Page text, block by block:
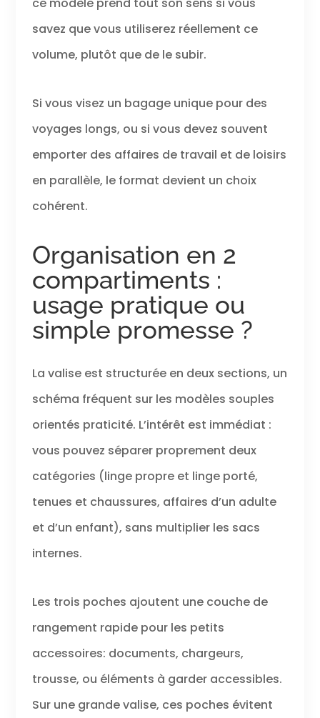
savez que vous utiliserez réellement ce
volume, plutôt que de le subir.
Si vous visez un bagage unique pour des
voyages longs, ou si vous devez souvent
emporter des affaires de travail et de loisirs
en parallèle, le format devient un choix
cohérent.
Organisation en 2
compartiments :
usage pratique ou
simple promesse ?
La valise est structurée en deux sections, un
schéma fréquent sur les modèles souples
orientés praticité. L’intérêt est immédiat :
vous pouvez séparer proprement deux
catégories (linge propre et linge porté,
tenues et chaussures, affaires d’un adulte
et d’un enfant), sans multiplier les sacs
internes.
Les trois poches ajoutent une couche de
rangement rapide pour les petits
accessoires: documents, chargeurs,
trousse, ou éléments à garder accessibles.
Sur une grande valise, ces poches évitent